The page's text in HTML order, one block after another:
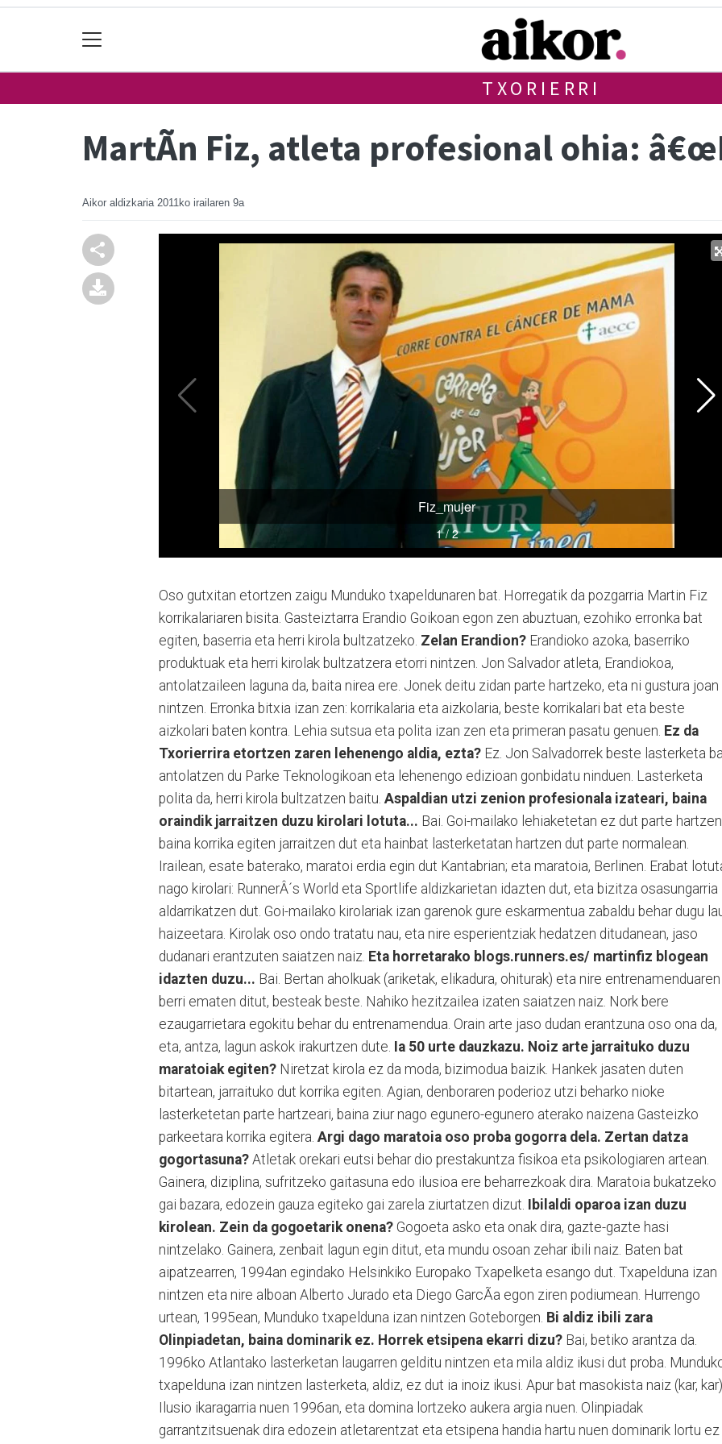
TXORIERRI
MartÃ­n Fiz, atleta profesional ohia:
Aikor aldizkaria 2011ko irailaren 9a
Oso gutxitan etortzen zaigu Munduko txapeldunaren bat. Horregatik da pozgarria Martin Fiz
korrikalariaren bisita. Gasteiztarra Erandio Goikoan egon zen abuztuan, ezohiko erronka bat
egiten, baserria eta herri kirola bultzatzeko. Zelan Erandion? Erandioko azoka, baserriko
produktuak eta herri kirolak bultzatzera etorri nintzen. Jon Salvador atleta, Erandiokoa,
antolatzaileen laguna da, baita nirea ere. Jonek deitu zidan parte hartzeko, eta ni gustura joan
nintzen. Erronka bitxia izan zen: korrikalaria eta aizkolaria, beste korrikalari bat eta beste
aizkolari baten kontra. Lehia sutsua eta polita izan zen eta primeran pasatu genuen. Ez da
Txorierrira etortzen zaren lehenengo aldia, ezta? Ez. Jon Salvadorrek beste lasterketa
antolatzen du Parke Teknologikoan eta lehenengo edizioan gonbidatu ninduen. Lasterketa
polita da, herri kirola bultzatzen baitu. Aspaldian utzi zenion profesionala izateari, baina
oraindik jarraitzen duzu kirolari lotuta... Bai. Goi-mailako lehiaketetan ez dut parte
baina korrika egiten jarraitzen dut eta hainbat lasterketatan hartzen dut parte normalean.
Irailean, esate baterako, maratoi erdia egin dut Kantabrian; eta maratoia, Berlinen. Erabat
nago kirolari: RunnerÂ´s World eta Sportlife aldizkarietan idazten dut, eta bizitza osasungarria
aldarrikatzen dut. Goi-mailako kirolariak izan garenok gure eskarmentua zabaldu behar dugu
haizeetara. Kirolak oso ondo tratatu nau, eta nire esperientziak hedatzen ditudanean, jaso
dudanari erantzuten saiatzen naiz. Eta horretarako blogs.runners.es/ martinfiz blogean
idazten duzu... Bai. Bertan aholkuak (ariketak, elikadura, ohiturak) eta nire entrenamenduaren
berri ematen ditut, besteak beste. Nahiko hezitzailea izaten saiatzen naiz. Nork bere
ezaugarrietara egokitu behar du entrenamendua. Orain arte jaso dudan erantzuna oso ona da,
eta, antza, lagun askok irakurtzen dute. Ia 50 urte dauzkazu. Noiz arte jarraituko duzu
maratoiak egiten? Niretzat kirola ez da moda, bizimodua baizik. Hankek jasaten duten
bitartean, jarraituko dut korrika egiten. Agian, denboraren poderioz utzi beharko nioke
lasterketetan parte hartzeari, baina ziur nago egunero-egunero aterako naizena Gasteizko
parkeetara korrika egitera. Argi dago maratoia oso proba gogorra dela. Zertan datza
gogortasuna? Atletak orekari eutsi behar dio prestakuntza fisikoa eta psikologiaren artean.
Gainera, diziplina, sufritzeko gaitasuna edo ilusioa ere beharrezkoak dira. Maratoia bukatzeko
gai bazara, edozein gauza egiteko gai zarela ziurtatzen dizut. Ibilaldi oparoa izan duzu
kirolean. Zein da gogoetarik onena? Gogoeta asko eta onak dira, gazte-gazte hasi
nintzelako. Gainera, zenbait lagun egin ditut, eta mundu osoan zehar ibili naiz. Baten bat
aipatzearren, 1994an egindako Helsinkiko Europako Txapelketa esango dut. Txapelduna izan
nintzen eta nire alboan Alberto Jurado eta Diego GarcÃ­a egon ziren podiumean. Hurrengo
urtean, 1995ean, Munduko txapelduna izan nintzen Goteborgen. Bi aldiz ibili zara
Olinpiadetan, baina dominarik ez. Horrek etsipena ekarri dizu? Bai, betiko arantza da.
1996ko Atlantako lasterketan laugarren gelditu nintzen eta mila aldiz ikusi dut proba.
txapelduna izan nintzen lasterketa, aldiz, ez dut ia inoiz ikusi. Apur bat masokista naiz (kar, kar).
Ilusio ikaragarria nuen 1996an, eta domina lortzeko aukera argia nuen. Olinpiadak
garrantzitsuenak dira edozein atletarentzat eta etsipena handia hartu nuen dominarik lortu ez